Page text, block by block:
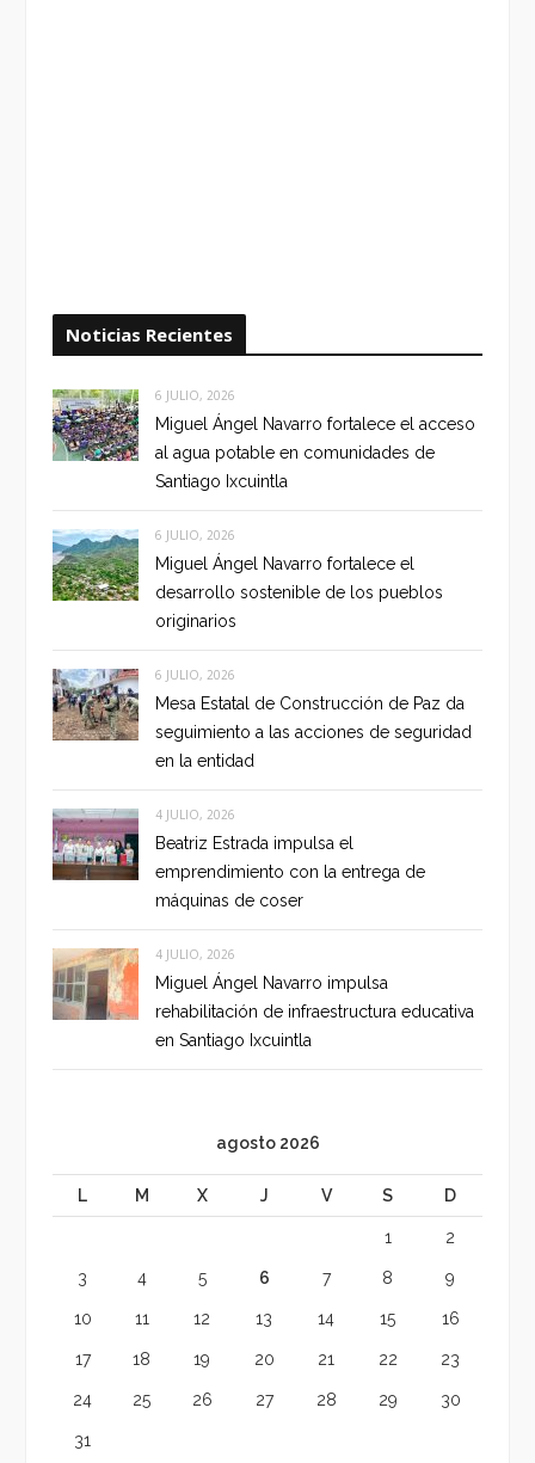
Noticias Recientes
6 JULIO, 2026
Miguel Ángel Navarro fortalece el acceso
al agua potable en comunidades de
Santiago Ixcuintla
6 JULIO, 2026
Miguel Ángel Navarro fortalece el
desarrollo sostenible de los pueblos
originarios
6 JULIO, 2026
Mesa Estatal de Construcción de Paz da
seguimiento a las acciones de seguridad
en la entidad
4 JULIO, 2026
Beatriz Estrada impulsa el
emprendimiento con la entrega de
máquinas de coser
4 JULIO, 2026
Miguel Ángel Navarro impulsa
rehabilitación de infraestructura educativa
en Santiago Ixcuintla
agosto 2026
L M X J V S D
1 2
3 4 5 6 7 8 9
10 11 12 13 14 15 16
17 18 19 20 21 22 23
24 25 26 27 28 29 30
31